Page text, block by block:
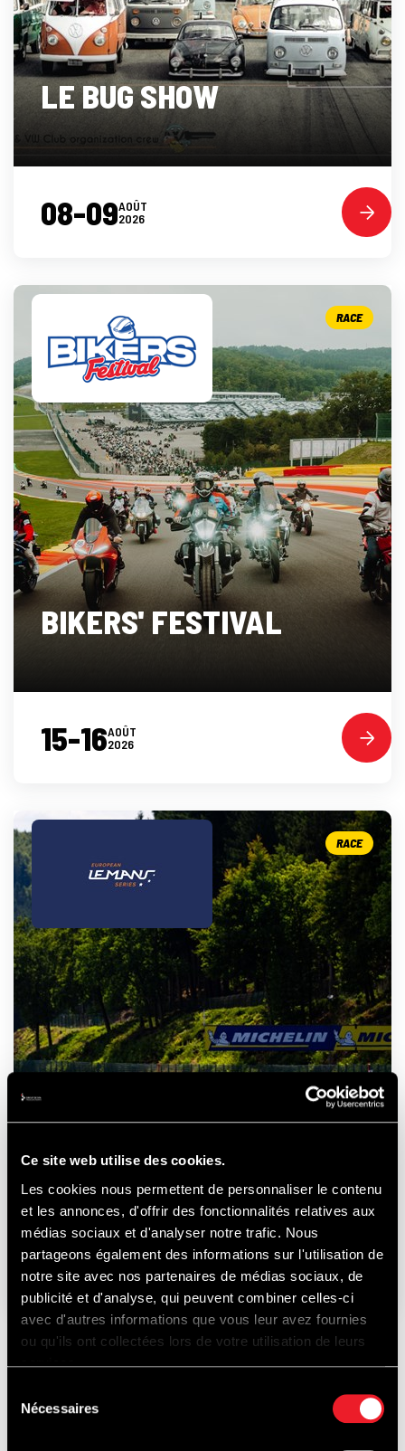
Ce site web utilise des cookies.
Les cookies nous permettent de personnaliser le contenu
et les annonces, d'offrir des fonctionnalités relatives aux
médias sociaux et d'analyser notre trafic. Nous
partageons également des informations sur l'utilisation de
notre site avec nos partenaires de médias sociaux, de
publicité et d'analyse, qui peuvent combiner celles-ci
avec d'autres informations que vous leur avez fournies
ou qu'ils ont collectées lors de votre utilisation de leurs
services.
Nécessaires
LE BUG SHOW
08-09AOÛT
2026
BIKERS' FESTIVAL
RACE
15-16AOÛT
2026
ELMS - 4 HOURS OF SPA
- FRANCORCHAMPS
RACE
21-22-23AOÛT
2026
A DÉCOUVRIR